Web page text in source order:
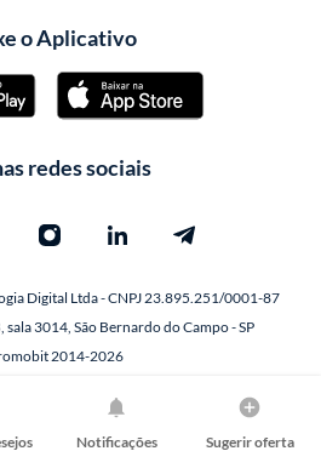
Notificações Sugerir oferta
o Aplicativo
redes sociais
Digital Ltda - CNPJ 23.895.251/0001-87
sala 3014, São Bernardo do Campo - SP
2014-2026